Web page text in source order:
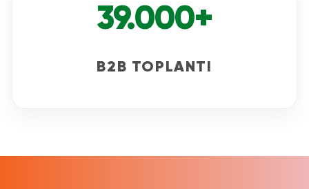
39.000+
B2B TOPLANTI